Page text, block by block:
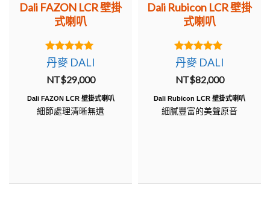
Dali FAZON LCR 壁掛
式喇叭
5.00
out of 5
丹麥 DALI
NT$29,000
Dali FAZON LCR 壁掛式喇叭
細節處理清晰無遺
Dali Rubicon LCR 壁掛
式喇叭
5.00
out of 5
丹麥 DALI
NT$82,000
Dali Rubicon LCR 壁掛式喇叭
細膩豐富的美聲原音